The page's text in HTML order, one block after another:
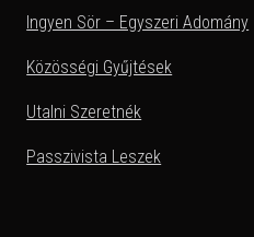
Ingyen Sör – Egyszeri Adomány
Közösségi Gyűjtések
Utalni Szeretnék
Passzivista Leszek